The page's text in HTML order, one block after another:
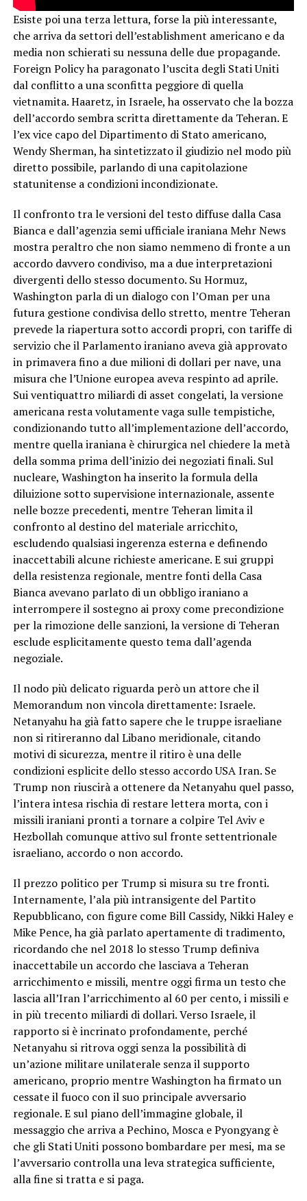
Esiste poi una terza lettura, forse la più interessante,
che arriva da settori dell’establishment americano e da
media non schierati su nessuna delle due propagande.
Foreign Policy ha paragonato l’uscita degli Stati Uniti
dal conflitto a una sconfitta peggiore di quella
vietnamita. Haaretz, in Israele, ha osservato che la bozza
dell’accordo sembra scritta direttamente da Teheran. E
l’ex vice capo del Dipartimento di Stato americano,
Wendy Sherman, ha sintetizzato il giudizio nel modo più
diretto possibile, parlando di una capitolazione
statunitense a condizioni incondizionate.
Il confronto tra le versioni del testo diffuse dalla Casa
Bianca e dall’agenzia semi ufficiale iraniana Mehr News
mostra peraltro che non siamo nemmeno di fronte a un
accordo davvero condiviso, ma a due interpretazioni
divergenti dello stesso documento. Su Hormuz,
Washington parla di un dialogo con l’Oman per una
futura gestione condivisa dello stretto, mentre Teheran
prevede la riapertura sotto accordi propri, con tariffe di
servizio che il Parlamento iraniano aveva già approvato
in primavera fino a due milioni di dollari per nave, una
misura che l’Unione europea aveva respinto ad aprile.
Sui ventiquattro miliardi di asset congelati, la versione
americana resta volutamente vaga sulle tempistiche,
condizionando tutto all’implementazione dell’accordo,
mentre quella iraniana è chirurgica nel chiedere la metà
della somma prima dell’inizio dei negoziati finali. Sul
nucleare, Washington ha inserito la formula della
diluizione sotto supervisione internazionale, assente
nelle bozze precedenti, mentre Teheran limita il
confronto al destino del materiale arricchito,
escludendo qualsiasi ingerenza esterna e definendo
inaccettabili alcune richieste americane. E sui gruppi
della resistenza regionale, mentre fonti della Casa
Bianca avevano parlato di un obbligo iraniano a
interrompere il sostegno ai proxy come precondizione
per la rimozione delle sanzioni, la versione di Teheran
esclude esplicitamente questo tema dall’agenda
negoziale.
Il nodo più delicato riguarda però un attore che il
Memorandum non vincola direttamente: Israele.
Netanyahu ha già fatto sapere che le truppe israeliane
non si ritireranno dal Libano meridionale, citando
motivi di sicurezza, mentre il ritiro è una delle
condizioni esplicite dello stesso accordo USA Iran. Se
Trump non riuscirà a ottenere da Netanyahu quel passo,
l’intera intesa rischia di restare lettera morta, con i
missili iraniani pronti a tornare a colpire Tel Aviv e
Hezbollah comunque attivo sul fronte settentrionale
israeliano, accordo o non accordo.
Il prezzo politico per Trump si misura su tre fronti.
Internamente, l’ala più intransigente del Partito
Repubblicano, con figure come Bill Cassidy, Nikki Haley e
Mike Pence, ha già parlato apertamente di tradimento,
ricordando che nel 2018 lo stesso Trump definiva
inaccettabile un accordo che lasciava a Teheran
arricchimento e missili, mentre oggi firma un testo che
lascia all’Iran l’arricchimento al 60 per cento, i missili e
in più trecento miliardi di dollari. Verso Israele, il
rapporto si è incrinato profondamente, perché
Netanyahu si ritrova oggi senza la possibilità di
un’azione militare unilaterale senza il supporto
americano, proprio mentre Washington ha firmato un
cessate il fuoco con il suo principale avversario
regionale. E sul piano dell’immagine globale, il
messaggio che arriva a Pechino, Mosca e Pyongyang è
che gli Stati Uniti possono bombardare per mesi, ma se
l’avversario controlla una leva strategica sufficiente,
alla fine si tratta e si paga.